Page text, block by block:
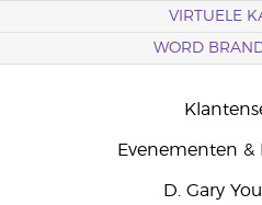
VIRTUELE
WORD
Evenementen &
D. Gary